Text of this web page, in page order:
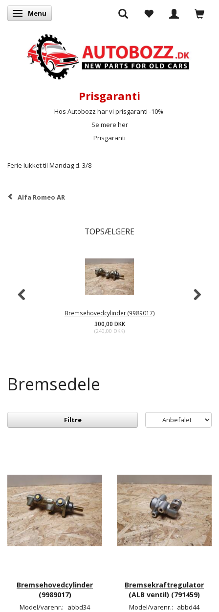
Skifte navigation
Menu
Prisgaranti
Hos Autobozz har vi prisgaranti -10%
Se mere her
Prisgaranti
Ferie lukket til Mandag d. 3/8
Alfa Romeo AR
TOPSÆLGERE
Bremsehovedcylinder (9989017)
300,00 DKK
(240,00 DKK)
Bremsedele
Filtre
Bremsehovedcylinder
(9989017)
Model/varenr.: abbd34
Bremsekraftregulator
(ALB ventil) (791459)
Model/varenr.: abbd44